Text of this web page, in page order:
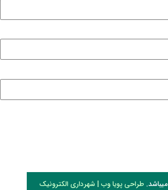
میباشد. طراحی پویا وب | شهرداری الکترونیک